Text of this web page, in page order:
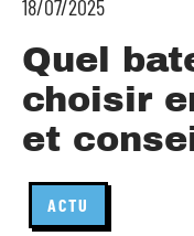
18/07/2025
Quel
choisir
et
ACTU